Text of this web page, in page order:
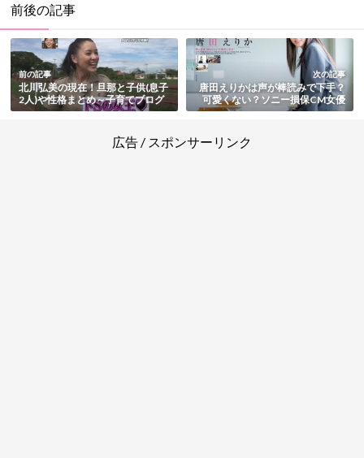
前後の記事
前の記事
北川弘美の現在！旦那と子供(息子
2人)や性格まとめ～子育てブログ
で炎上も
次の記事
唐田えりかは声が棒読みで下手？
可愛くない？ソニー損保CM女優
の評判まとめ【動画・画像有】
広告 / スポンサーリンク